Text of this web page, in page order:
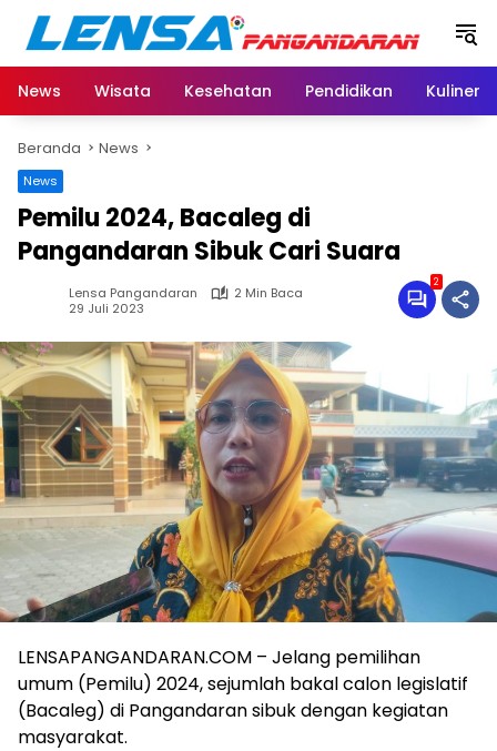
Langsung
konten
News
Wisata Kesehatan Pendidikan Kuliner
Beranda News
News
Pemilu 2024, Bacaleg di
Pangandaran Sibuk Cari Suara
Lensa Pangandaran
2 Min Baca
29 Juli 2023
2
LENSAPANGANDARAN.COM – Jelang pemilihan
umum (Pemilu) 2024, sejumlah bakal calon legislatif
(Bacaleg) di Pangandaran sibuk dengan kegiatan
masyarakat.